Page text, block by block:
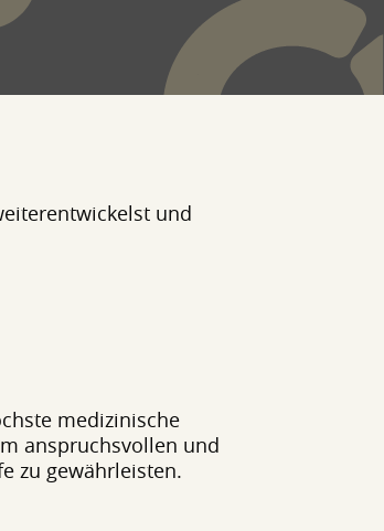
und
medizinische
anspruchsvollen und
zu gewährleisten.